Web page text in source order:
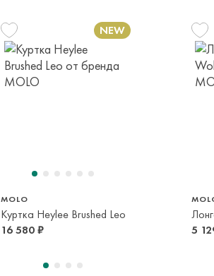
или в пункт
срок и по
Оплата
MOLO
Куртка Heylee Brushed Leo
16 580 ₽
5